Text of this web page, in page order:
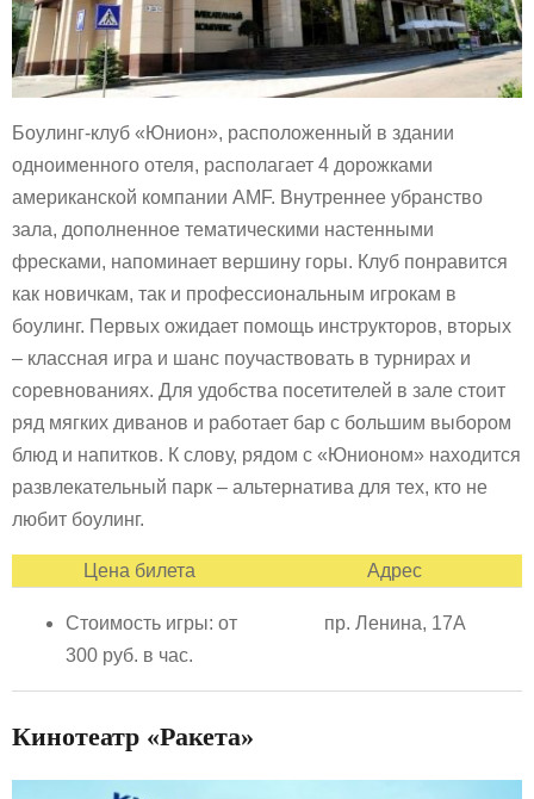
Боулинг-клуб «Юнион», расположенный в здании
одноименного отеля, располагает 4 дорожками
американской компании AMF. Внутреннее убранство
зала, дополненное тематическими настенными
фресками, напоминает вершину горы. Клуб понравится
как новичкам, так и профессиональным игрокам в
боулинг. Первых ожидает помощь инструкторов, вторых
– классная игра и шанс поучаствовать в турнирах и
соревнованиях. Для удобства посетителей в зале стоит
ряд мягких диванов и работает бар с большим выбором
блюд и напитков. К слову, рядом с «Юнионом» находится
развлекательный парк – альтернатива для тех, кто не
любит боулинг.
Цена билета Адрес
Стоимость игры: от
300 руб. в час.
пр. Ленина, 17А
Кинотеатр «Ракета»